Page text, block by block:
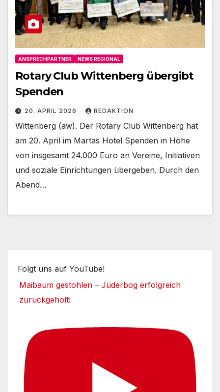
ANSPRECHPARTNER NEWS REGIONAL
Rotary Club Wittenberg übergibt
Spenden
20. APRIL 2026 REDAKTION
Wittenberg (aw). Der Rotary Club Wittenberg hat
am 20. April im Martas Hotel Spenden in Höhe
von insgesamt 24.000 Euro an Vereine, Initiativen
und soziale Einrichtungen übergeben. Durch den
Abend…
Folgt uns auf YouTube!
Maibaum gestohlen – Jüderbog erfolgreich
zurückgeholt!